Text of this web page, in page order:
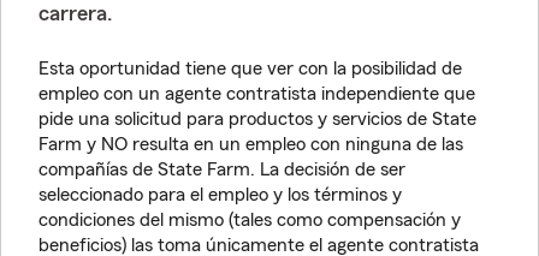
carrera.
Esta oportunidad tiene que ver con la posibilidad de
empleo con un agente contratista independiente que
pide una solicitud para productos y servicios de State
Farm y NO resulta en un empleo con ninguna de las
compañías de State Farm. La decisión de ser
seleccionado para el empleo y los términos y
condiciones del mismo (tales como compensación y
beneficios) las toma únicamente el agente contratista